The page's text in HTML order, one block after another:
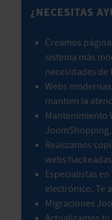
¿NECESITAS
Creamos
sistema más
necesidades de
Webs
mantien la
Mantenimiento
JoomShopping,
Realizamos
webs
Especialistas
electrónico. Te
Migraciones